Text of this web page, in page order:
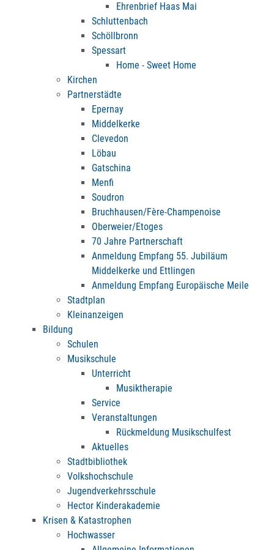
Ehrenbrief Haas Mai
Schluttenbach
Schöllbronn
Spessart
Home - Sweet Home
Kirchen
Partnerstädte
Epernay
Middelkerke
Clevedon
Löbau
Gatschina
Menfi
Soudron
Bruchhausen/Fère-Champenoise
Oberweier/Etoges
70 Jahre Partnerschaft
Anmeldung Empfang 55. Jubiläum
Middelkerke und Ettlingen
Anmeldung Empfang Europäische Meile
Stadtplan
Kleinanzeigen
Bildung
Schulen
Musikschule
Unterricht
Musiktherapie
Service
Veranstaltungen
Rückmeldung Musikschulfest
Aktuelles
Stadtbibliothek
Volkshochschule
Jugendverkehrsschule
Hector Kinderakademie
Krisen & Katastrophen
Hochwasser